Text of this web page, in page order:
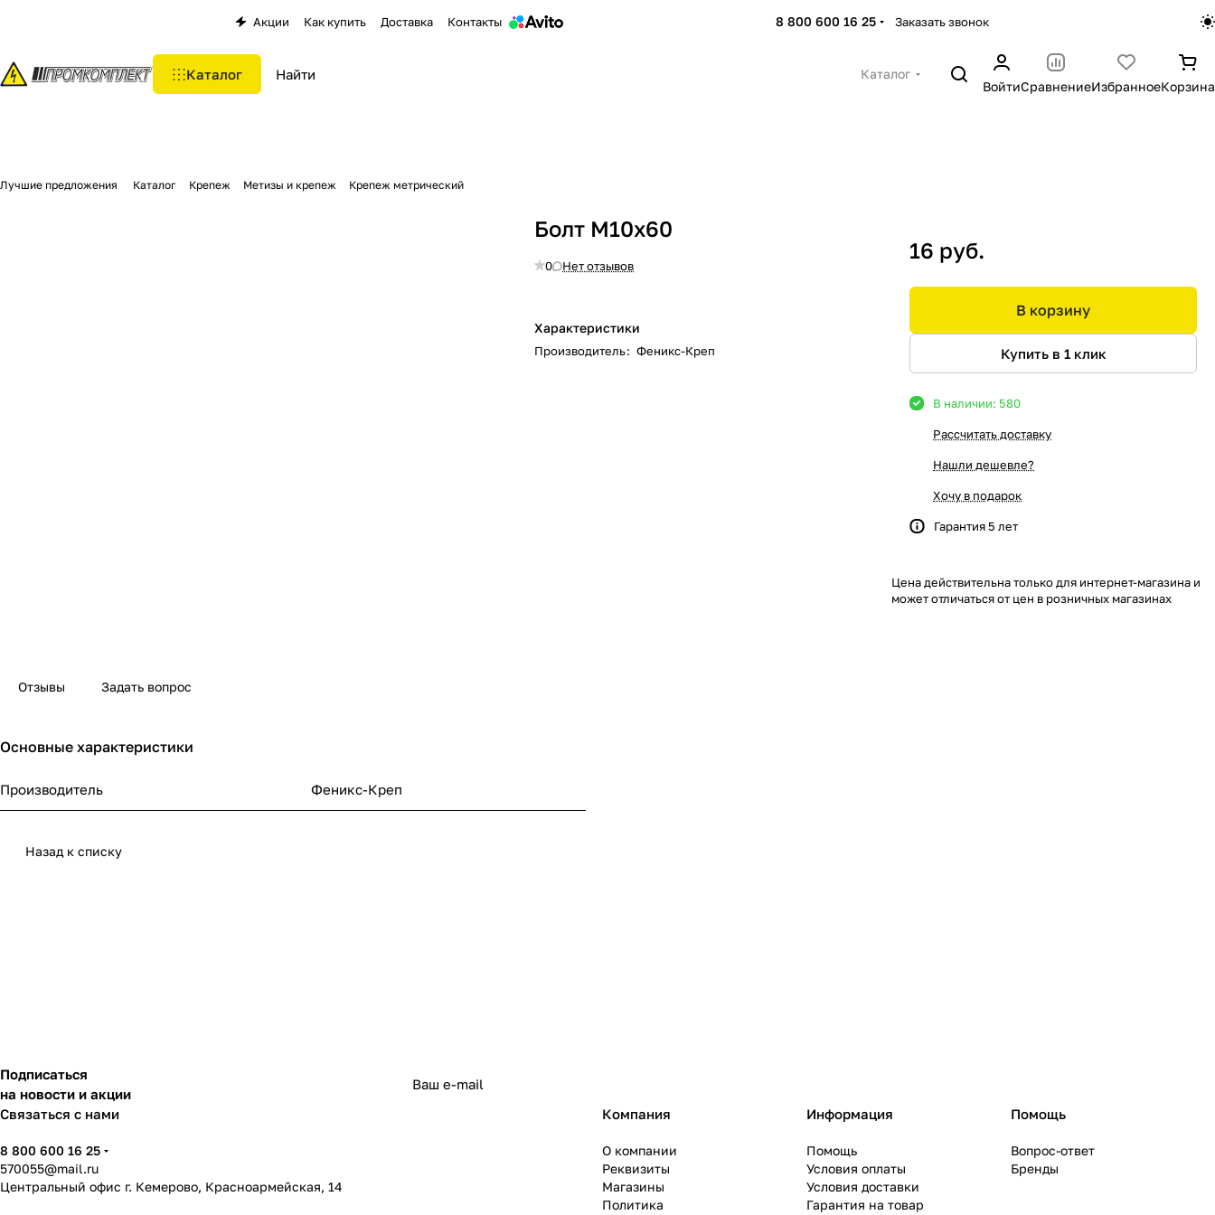
Акции Как купить Доставка Контакты 8 800 600 16 25 Заказать звонок
Каталог
Каталог
ВойтиСравнениеИзбранноеКорзина
Лучшие предложения Каталог Крепеж Метизы и крепеж Крепеж метрический
Болт М10x60
0 Нет отзывов
Характеристики
Производитель: Феникс-Креп
16 руб.
В корзину
Купить в 1 клик
В наличии: 580
Рассчитать доставку
Нашли дешевле?
Хочу в подарок
Гарантия 5 лет
Цена действительна только для интернет-магазина и
может отличаться от цен в розничных магазинах
Отзывы Задать вопрос
Основные характеристики
Производитель Феникс-Креп
Назад к списку
Подписаться
на новости и акции
Связаться с нами
8 800 600 16 25
570055@mail.ru
Центральный офис г. Кемерово, Красноармейская, 14
Компания
О компании
Реквизиты
Магазины
Политика
Информация
Помощь
Условия оплаты
Условия доставки
Гарантия на товар
Помощь
Вопрос-ответ
Бренды